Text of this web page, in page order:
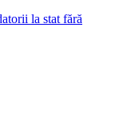
la stat fără